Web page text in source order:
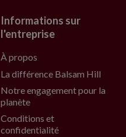
Informations sur
l'entreprise
À propos
La différence Balsam Hill
Notre engagement pour la
planète
Conditions et
confidentialité